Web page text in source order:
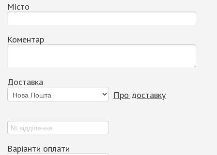
Місто
Коментар
Доставка
Про доставку
Варіанти оплати